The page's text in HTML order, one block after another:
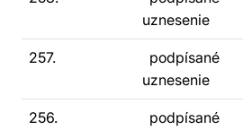
uznesenie
257.
podpísané
uznesenie
256.
podpísané